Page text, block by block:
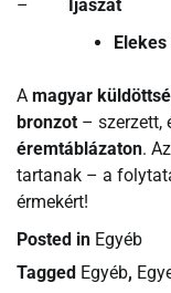
– Íjászat
A magyar
bronzot – szerzett,
éremtáblázaton.
tartanak – a
érmekért!
Posted in Egyéb
Tagged Egyéb,